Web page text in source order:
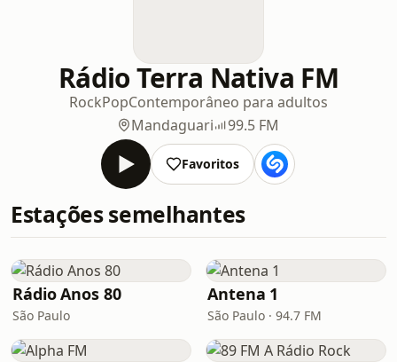
Rádio Terra Nativa FM
RockPopContemporâneo para adultos
Mandaguari
99.5 FM
Favoritos
Estações semelhantes
Rádio Anos 80
São Paulo
Antena 1
São Paulo · 94.7 FM